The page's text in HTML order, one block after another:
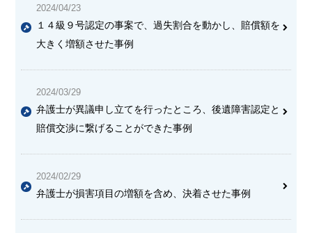
2024/04/23
１４級９号認定の事案で、過失割合を動かし、賠償額を
大きく増額させた事例
2024/03/29
弁護士が異議申し立てを行ったところ、後遺障害認定と
賠償交渉に繋げることができた事例
2024/02/29
弁護士が損害項目の増額を含め、決着させた事例